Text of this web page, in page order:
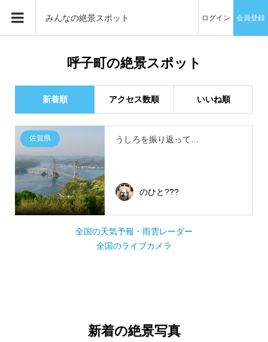
みんなの絶景スポット ログイン 会員登録
呼子町の絶景スポット
新着順 アクセス数順 いいね順
佐賀県 うしろを振り返って…
のひと???
全国の天気予報・雨雲レーダー
全国のライブカメラ
新着の絶景写真